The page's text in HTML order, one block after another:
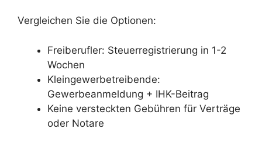
Vergleichen Sie die Optionen:
Freiberufler: Steuerregistrierung in 1-2
Wochen
Kleingewerbetreibende:
Gewerbeanmeldung + IHK-Beitrag
Keine versteckten Gebühren für Verträge
oder Notare